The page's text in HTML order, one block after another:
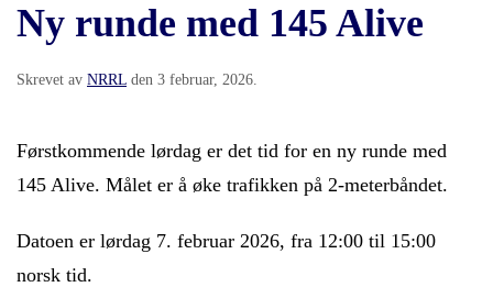
Ny runde med 145 Alive
Skrevet av NRRL den 3 februar, 2026.
Førstkommende lørdag er det tid for en ny runde med
145 Alive. Målet er å øke trafikken på 2-meterbåndet.
Datoen er lørdag 7. februar 2026, fra 12:00 til 15:00
norsk tid.